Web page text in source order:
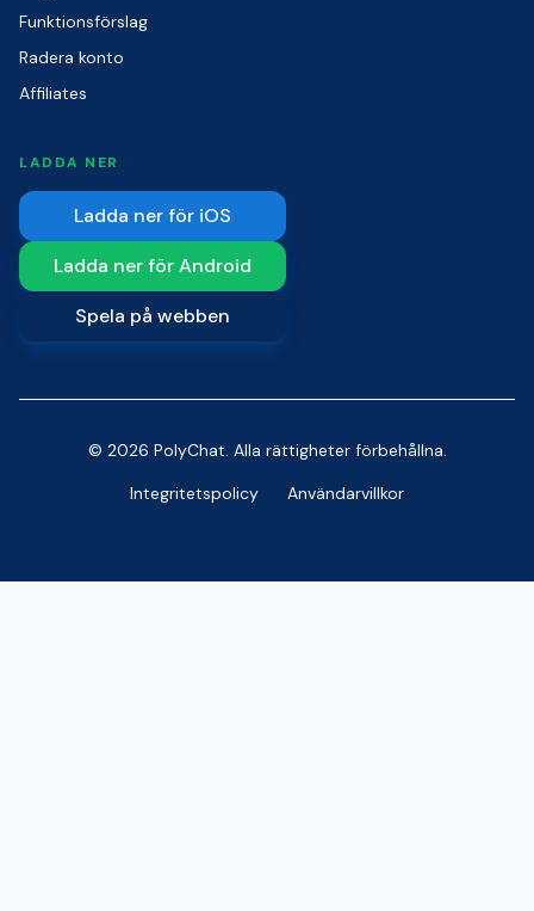
Funktionsförslag
Radera konto
Affiliates
LADDA NER
Ladda ner för iOS
Ladda ner för Android
Spela på webben
© 2026 PolyChat. Alla rättigheter förbehållna.
Integritetspolicy
Användarvillkor